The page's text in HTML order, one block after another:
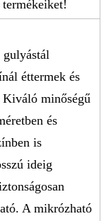
éttermek és
Kiváló minőségű
és
is
ideig
A mikrózható